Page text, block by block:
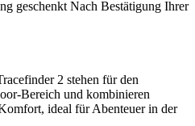
geschenkt Nach Bestätigung Ihrer
2 stehen für den
Bereich und kombinieren
ideal für Abenteuer in der